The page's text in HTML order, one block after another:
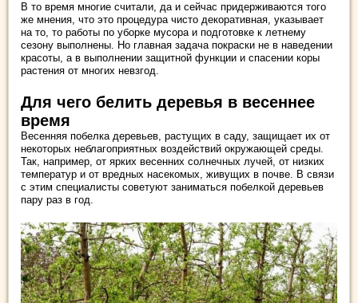
В то время многие считали, да и сейчас придерживаются того
же мнения, что это процедура чисто декоративная, указывает
на то, то работы по уборке мусора и подготовке к летнему
сезону выполнены. Но главная задача покраски не в наведении
красоты, а в выполнении защитной функции и спасении коры
растения от многих невзгод.
Для чего белить деревья в весеннее
время
Весенняя побелка деревьев, растущих в саду, защищает их от
некоторых неблагоприятных воздействий окружающей среды.
Так, например, от ярких весенних солнечных лучей, от низких
температур и от вредных насекомых, живущих в почве. В связи
с этим специалисты советуют заниматься побелкой деревьев
пару раз в год.